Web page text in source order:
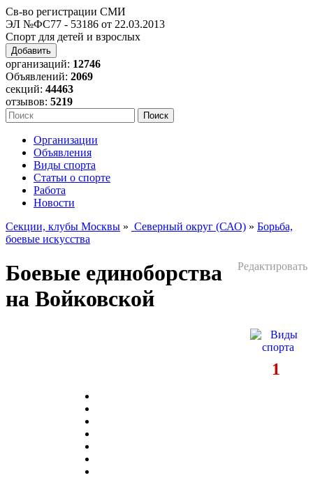
Св-во регистрации СМИ
ЭЛ №ФС77 - 53186 от 22.03.2013
Спорт для детей и взрослых
Добавить
организаций: 12746
Объявлений: 2069
секций: 44463
отзывов: 5219
Организации
Объявления
Виды спорта
Статьи о спорте
Работа
Новости
Секции, клубы Москвы » Северный округ (САО) » Борьба,
боевые искусства
Редактировать
Боевые единоборства
на Войковской
1